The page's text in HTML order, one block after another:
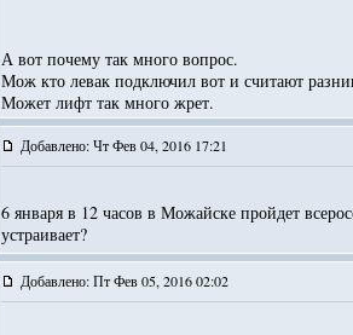
А вот почему так много вопрос.
Мож кто левак подключил вот и считают
Может лифт так много жрет.
Добавлено: Чт Фев 04, 2016 17:21
6 января в 12 часов в Можайске пройдет
устраивает?
Добавлено: Пт Фев 05, 2016 02:02